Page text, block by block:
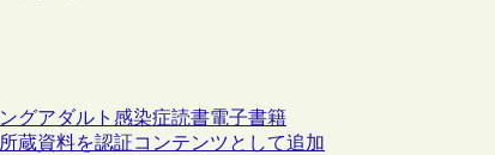
グアダルト 感染症読書電子書籍
蔵資料を認証コンテンツとして追加